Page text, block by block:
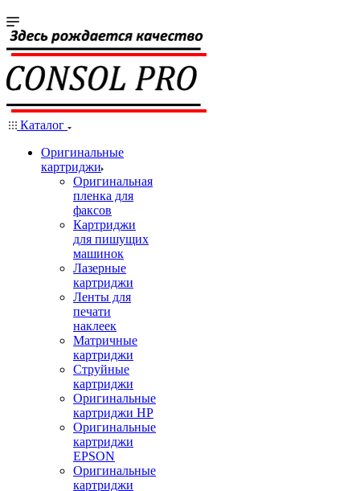
Каталог
Оригинальные
картриджи
Оригинальная
пленка для
факсов
Картриджи
для пишущих
машинок
Лазерные
картриджи
Ленты для
печати
наклеек
Матричные
картриджи
Струйные
картриджи
Оригинальные
картриджи HP
Оригинальные
картриджи
EPSON
Оригинальные
картриджи